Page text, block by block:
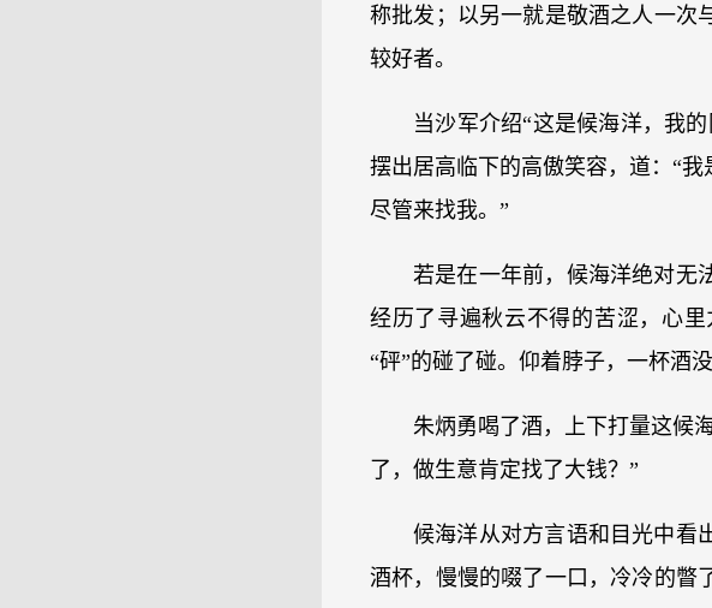
称批发；以另一就是敬酒之人一次
较好者。
当沙军介绍“这是候海洋，我
摆出居高临下的高傲笑容，道：“
尽管来找我。”
若是在一年前，候海洋绝对无
经历了寻遍秋云不得的苦涩，心
“砰”的碰了碰。仰着脖子，一杯酒
朱炳勇喝了酒，上下打量这候
了，做生意肯定找了大钱？”
候海洋从对方言语和目光中看
酒杯，慢慢的啜了一口，冷冷的瞥